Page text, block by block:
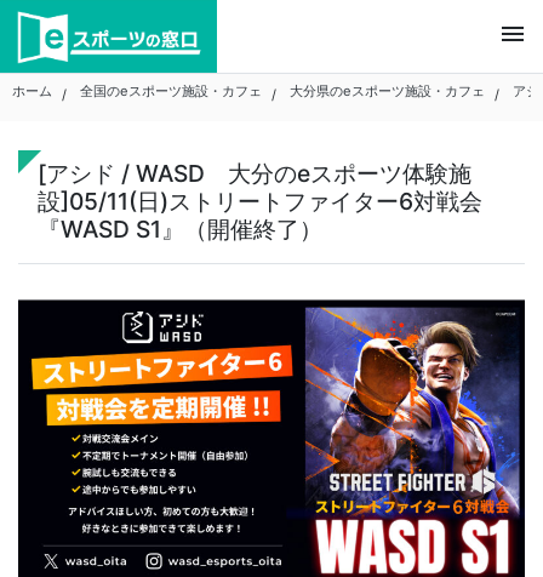
Skip
content
menu
ホーム 全国のeスポーツ施設・カフェ 大分県のeスポーツ施設・カフェ ア
[アシド / WASD 大分のeスポーツ体験施
設]05/11(日)ストリートファイター6対戦会
『WASD S1』（開催終了）